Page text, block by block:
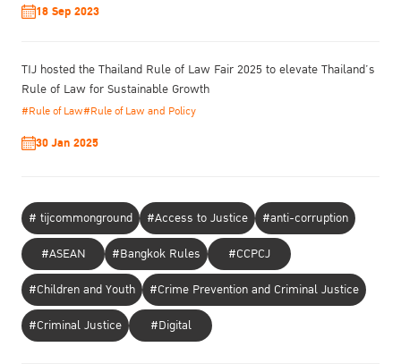
18 Sep 2023
TIJ hosted the Thailand Rule of Law Fair 2025 to elevate Thailand’s
Rule of Law for Sustainable Growth
#Rule of Law#Rule of Law and Policy
30 Jan 2025
# tijcommonground #Access to Justice
#anti-corruption
#ASEAN
#Bangkok Rules
#CCPCJ
#Children and Youth
#Crime Prevention and Criminal Justice
#Criminal Justice
#Digital